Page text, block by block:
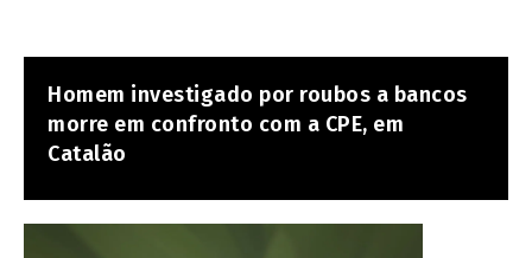
Homem investigado por roubos a bancos
morre em confronto com a CPE, em
Catalão